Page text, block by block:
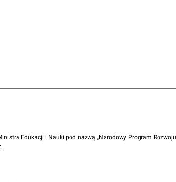
Edukacji i Nauki pod nazwą „Narodowy Program Rozwoju